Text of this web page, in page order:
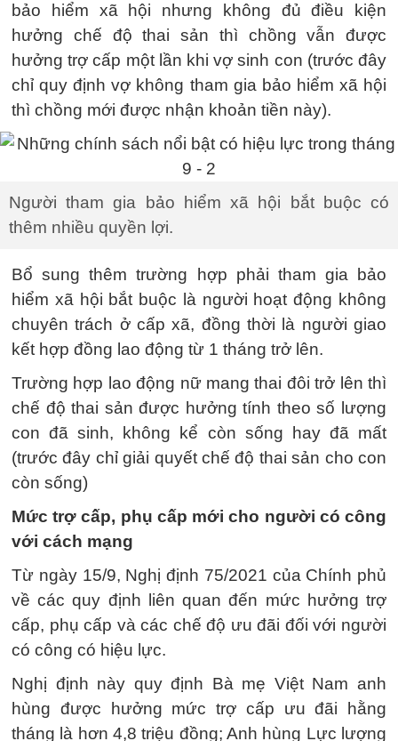
bảo hiểm xã hội nhưng không đủ điều kiện
hưởng chế độ thai sản thì chồng vẫn được
hưởng trợ cấp một lần khi vợ sinh con (trước đây
chỉ quy định vợ không tham gia bảo hiểm xã hội
thì chồng mới được nhận khoản tiền này).
Người tham gia bảo hiểm xã hội bắt buộc có
thêm nhiều quyền lợi.
Bổ sung thêm trường hợp phải tham gia bảo
hiểm xã hội bắt buộc là người hoạt động không
chuyên trách ở cấp xã, đồng thời là người giao
kết hợp đồng lao động từ 1 tháng trở lên.
Trường hợp lao động nữ mang thai đôi trở lên thì
chế độ thai sản được hưởng tính theo số lượng
con đã sinh, không kể còn sống hay đã mất
(trước đây chỉ giải quyết chế độ thai sản cho con
còn sống)
Mức trợ cấp, phụ cấp mới cho người có công
với cách mạng
Từ ngày 15/9, Nghị định 75/2021 của Chính phủ
về các quy định liên quan đến mức hưởng trợ
cấp, phụ cấp và các chế độ ưu đãi đối với người
có công có hiệu lực.
Nghị định này quy định Bà mẹ Việt Nam anh
hùng được hưởng mức trợ cấp ưu đãi hằng
tháng là hơn 4,8 triệu đồng; Anh hùng Lực lượng